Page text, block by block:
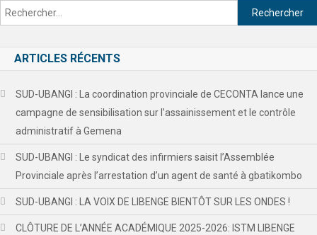
ARTICLES RÉCENTS
SUD-UBANGI : La coordination provinciale de CECONTA lance une
campagne de sensibilisation sur l’assainissement et le contrôle
administratif à Gemena
SUD-UBANGI : Le syndicat des infirmiers saisit l’Assemblée
Provinciale après l’arrestation d’un agent de santé à gbatikombo
SUD-UBANGI : LA VOIX DE LIBENGE BIENTÔT SUR LES ONDES !
CLÔTURE DE L’ANNÉE ACADÉMIQUE 2025-2026: ISTM LIBENGE